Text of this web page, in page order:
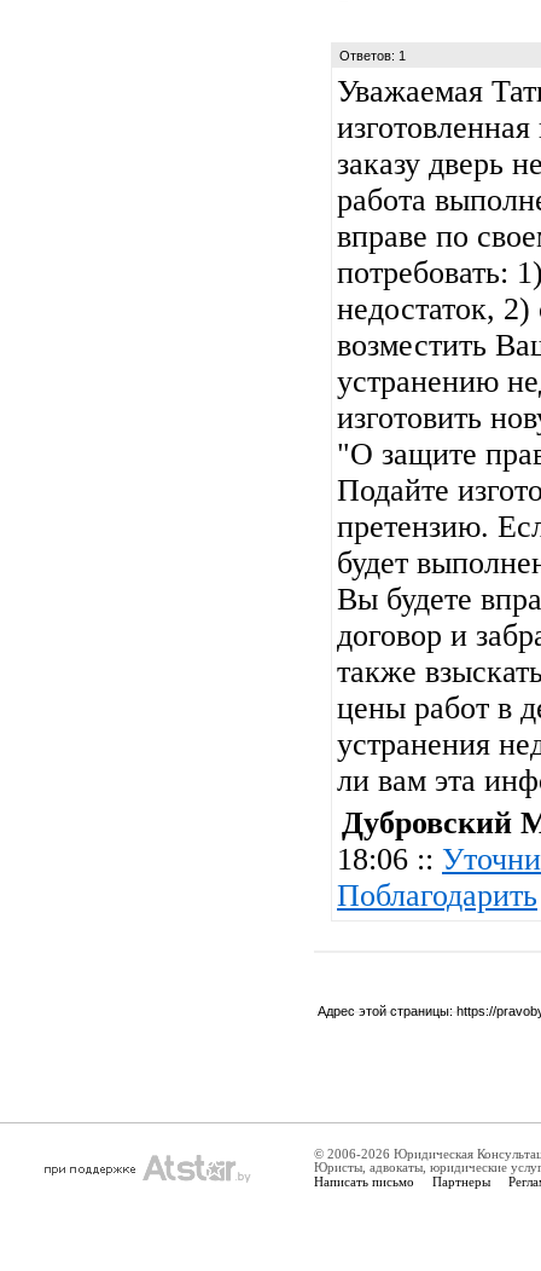
Ответов: 1
Уважаемая
заказу дверь
работа
вправе по
потребовать:
недостаток,
возместить
устранению
изготовить
"О защите
Подайте
претензию.
будет
Вы будете
договор и
также
цены работ в
устранения
ли вам эта
Дубровский
18:06 ::
Поблагодарить
Адрес этой страницы: https://
© 2006-2026 Юридическая
Юристы, адвокаты, юридические
Написать письмо Партнеры